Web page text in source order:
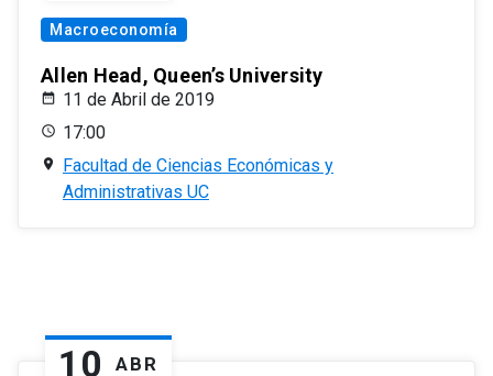
Macroeconomía
Allen Head, Queen’s University
11 de Abril de 2019
17:00
Facultad de Ciencias Económicas y
Administrativas UC
10 ABR